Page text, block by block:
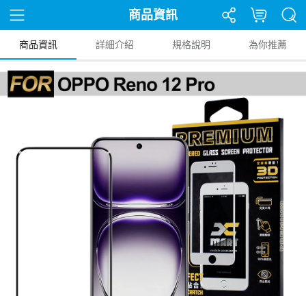
商品資訊
商品資訊 詳細介紹 規格說明 為你推薦